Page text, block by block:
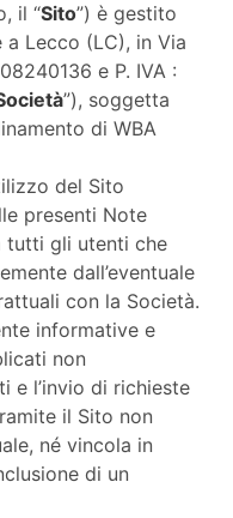
il “Sito”) è gestito
a Lecco (LC), in Via
e P. IVA :
”), soggetta
di WBA
del Sito
presenti Note
tutti gli utenti che
dall’eventuale
con la Società.
informative e
non
e l’invio di richieste
il Sito non
né vincola in
di un